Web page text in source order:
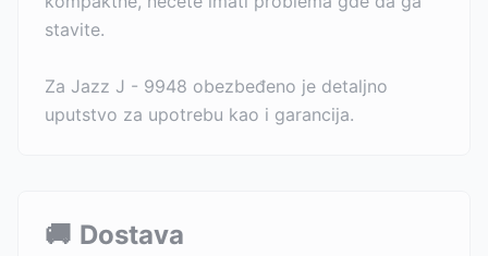
stavite.
Za Jazz J - 9948 obezbeđeno je detaljno
uputstvo za upotrebu kao i garancija.
🚚 Dostava